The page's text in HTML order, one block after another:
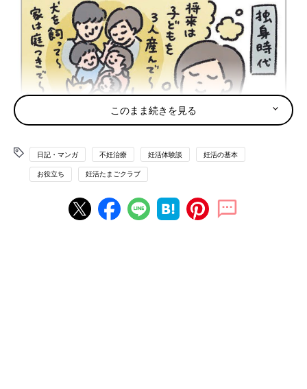
このまま続きを見る
日記・マンガ 不妊治療 妊活体験談 妊活の基本
お役立ち 妊活たまごクラブ